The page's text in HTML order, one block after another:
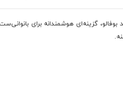
بوفالو، گزینه‌ای هوشمندانه برای